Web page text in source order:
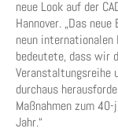
neue Look auf der
Hannover. „Das
neun internationalen
bedeutete, dass wir
Veranstaltungsreihe
durchaus
Maßnahmen zum
Jahr.“